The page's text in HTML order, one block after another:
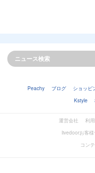
Peachy ブログ ショッピ
Kstyle
運営会社 利
livedoorお客
コン